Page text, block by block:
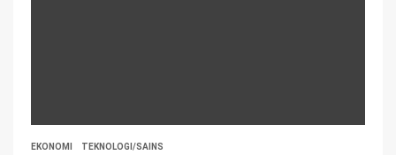
EKONOMI TEKNOLOGI/SAINS